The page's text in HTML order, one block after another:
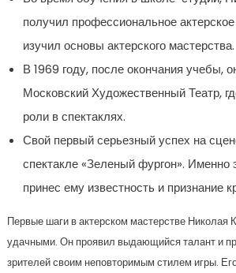
получил профессиональное
изучил основы актерского мастерства.
В 1969 году, после окончания учебы,
Московский Художественный Театр,
роли в спектаклях.
Свой первый серьезный успех на
спектакле «Зеленый фургон». Именно
принес ему известность и признание
Первые шаги в актерском мастерстве Николая
удачными. Он проявил выдающийся талант и
зрителей своим неповторимым стилем игры.